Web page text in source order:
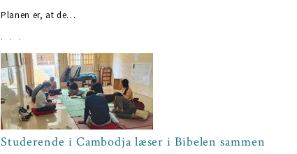
Planen er, at de…
Studerende i Cambodja læser i Bibelen sammen